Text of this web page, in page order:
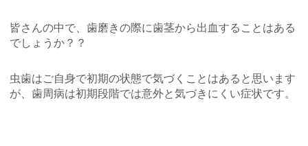
皆さんの中で、歯磨きの際に歯茎から出血することはある
でしょうか？？
虫歯はご自身で初期の状態で気づくことはあると思います
が、歯周病は初期段階では意外と気づきにくい症状です。